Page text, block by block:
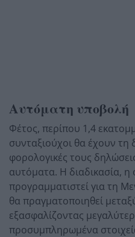
Αυτόματη υποβολή
Φέτος, περίπου 1,4
συνταξιούχοι θα έχουν τη
φορολογικές τους
αυτόματα. Η διαδικασία, η
προγραμματιστεί για τη
θα πραγματοποιηθεί
εξασφαλίζοντας
προσυμπληρωμένα